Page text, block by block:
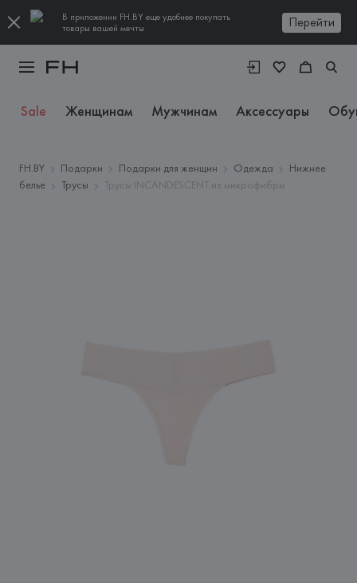
В приложении FH.BY еще удобнее покупать
товары вашей мечты
Перейти
Sale Женщинам Мужчинам Аксессуары
FH.BY Подарки Подарки для женщин Одежда
Нижнее
белье
Трусы Трусы INCANDESCENT из микрофибры